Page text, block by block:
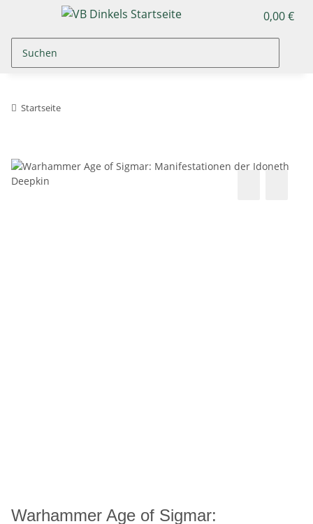
0,00 €
Startseite
Warhammer Age of Sigmar: